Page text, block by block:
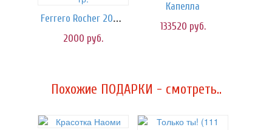
Ferrero Rocher 200 гр.
2000 руб.
Капелла
133520 руб.
Похожие ПОДАРКИ - смотреть..